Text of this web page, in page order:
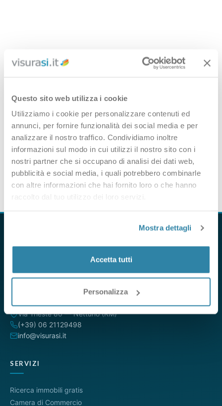
Questo sito web utilizza i cookie
Utilizziamo i cookie per personalizzare contenuti ed
annunci, per fornire funzionalità dei social media e per
analizzare il nostro traffico. Condividiamo inoltre
informazioni sul modo in cui utilizzi il nostro sito con i
nostri partner che si occupano di analisi dei dati web,
pubblicità e social media, i quali potrebbero combinarle
con altre informazioni che hai fornito loro o che hanno
raccolto dal tuo utilizzo dei loro servizi.
Mostra dettagli
Accetta tutti
Personalizza
catastali e ipotecarie direttamente dalle banche dati ufficiali.
Da oltre 15 anni al servizio di professionisti, aziende e privati.
Via Trieste 80 — Nettuno (RM)
(+39) 06 21129498
info@visurasi.it
SERVIZI
Ricerca immobili gratis
Camera di Commercio